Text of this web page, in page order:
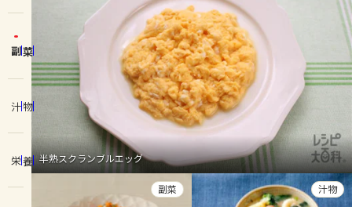
ホーム
コンテンツ
レシピ
人気の食材・レシピ
きゅうり なす トマト
とうもろこし
ピーマン
みょうが ゴーヤ
副菜
汁物
栄養 半熟スクランブルエッグ
副菜 汁物